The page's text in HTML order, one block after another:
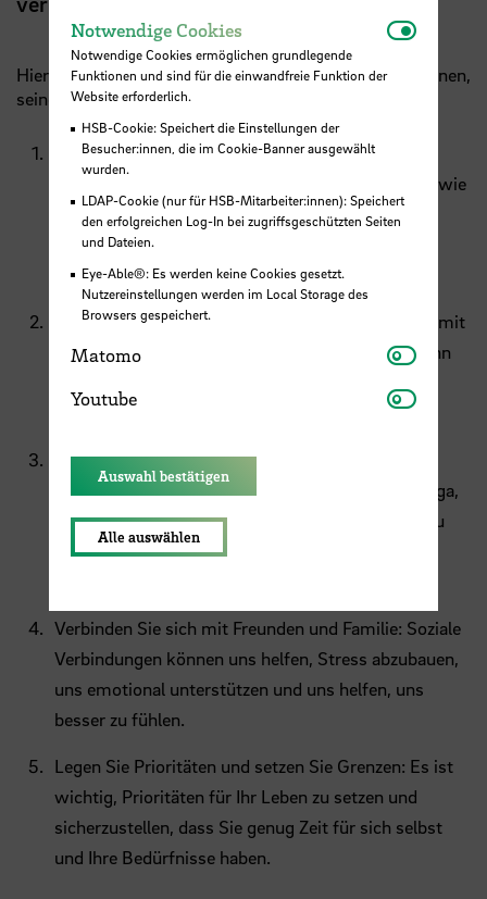
Hier sind einige Tipps, die einem Menschen helfen können,
seine innere Balance wiederzufinden:
Üben Sie Meditation oder Atemübungen: Eine
regelmäßige Praxis von Entspannungstechniken, wie
Meditation oder tiefem Atem, kann helfen, Stress
und Anspannung abzubauen und das Gefühl von
Innenbalance wiederherzustellen.
Verbringen Sie Zeit in der Natur: Eine Verbindung mit
der Natur, wie Spazierengehen oder Camping, kann
Perspektive auf das Leben zu gewinnen.
Üben Sie körperliche Aktivität: Regelmäßige
körperliche Aktivität, wie Joggen, Tanzen oder Yoga,
kann dazu beitragen, Stress abzubauen, Energie zu
steigern und ein besseres körperliches und
Verbinden Sie sich mit Freunden und Familie: Soziale
Verbindungen können uns helfen, Stress abzubauen,
uns emotional unterstützen und uns helfen, uns
besser zu fühlen.
Legen Sie Prioritäten und setzen Sie Grenzen: Es ist
wichtig, Prioritäten für Ihr Leben zu setzen und
sicherzustellen, dass Sie genug Zeit für sich selbst
und Ihre Bedürfnisse haben.
Notwendige Cookies
Notwendige Cookies ermöglichen grundlegende
Funktionen und sind für die einwandfreie Funktion der
Website erforderlich.
HSB-Cookie: Speichert die Einstellungen der
Besucher:innen, die im Cookie-Banner ausgewählt
wurden.
LDAP-Cookie (nur für HSB-Mitarbeiter:innen): Speichert
den erfolgreichen Log-In bei zugriffsgeschützten Seiten
und Dateien.
Eye-Able®: Es werden keine Cookies gesetzt.
Nutzereinstellungen werden im Local Storage des
Browsers gespeichert.
Matomo Matomo
Youtube Youtube
Auswahl bestätigen
Alle auswählen